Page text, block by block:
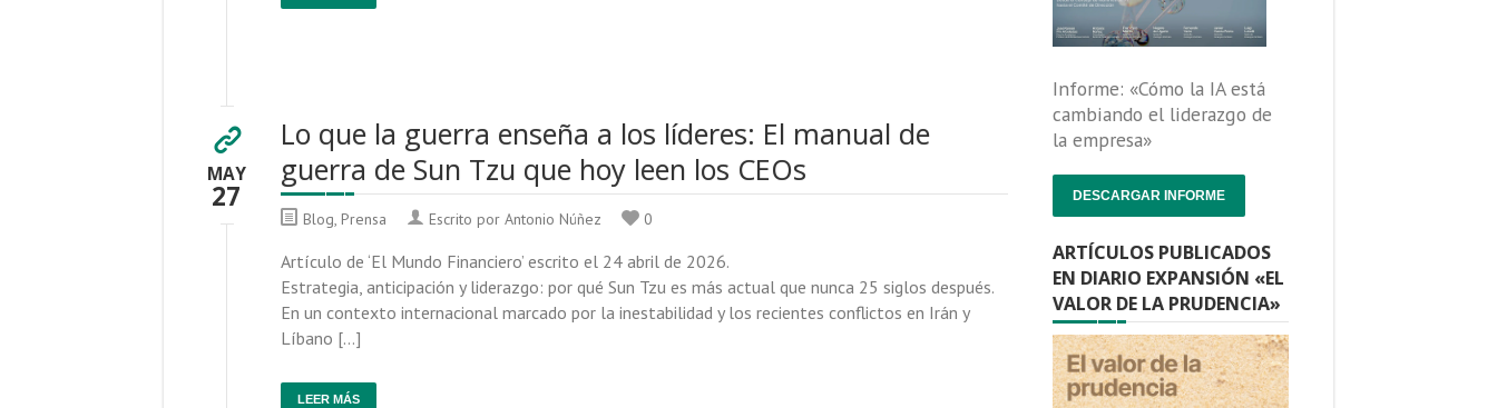
MAY
27
Lo que la guerra enseña a los líderes: El manual de
guerra de Sun Tzu que hoy leen los CEOs
Blog, Prensa Escrito por Antonio Núñez 0
Artículo de ‘El Mundo Financiero’ escrito el 24 abril de 2026.
Estrategia, anticipación y liderazgo: por qué Sun Tzu es más actual que nunca 25 siglos después.
En un contexto internacional marcado por la inestabilidad y los recientes conflictos en Irán y
Líbano […]
LEER MÁS
Informe: «Cómo la IA está
cambiando el liderazgo de
la empresa»
DESCARGAR INFORME
ARTÍCULOS PUBLICADOS
EN DIARIO EXPANSIÓN «EL
VALOR DE LA PRUDENCIA»